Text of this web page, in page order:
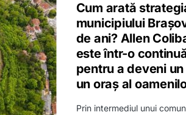
Cum arată
municipiului
de ani? Allen
este într-o
pentru a deveni
un oraș al
Prin intermediul unui